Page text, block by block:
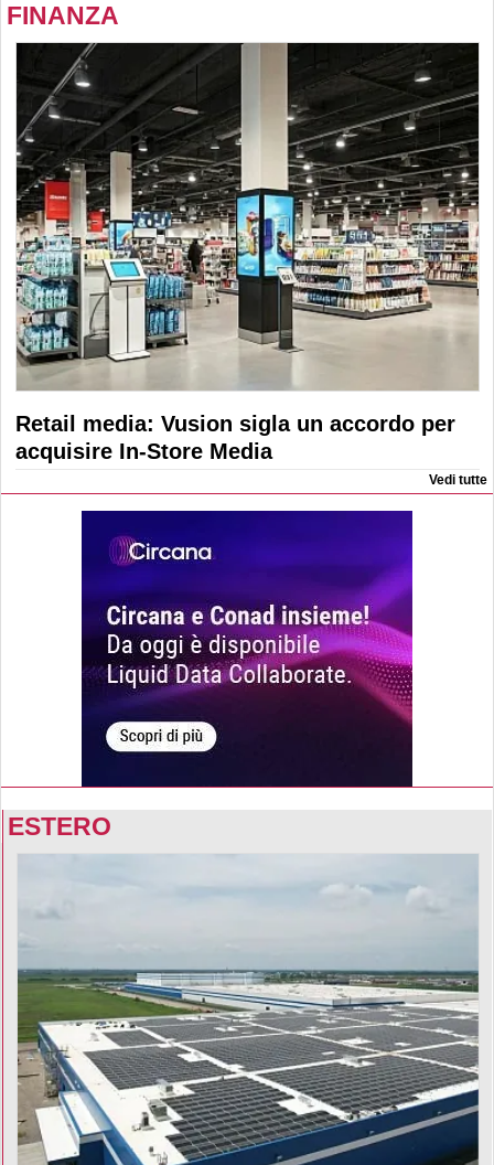
FINANZA
Retail media: Vusion sigla un accordo per
acquisire In-Store Media
Vedi tutte
ESTERO